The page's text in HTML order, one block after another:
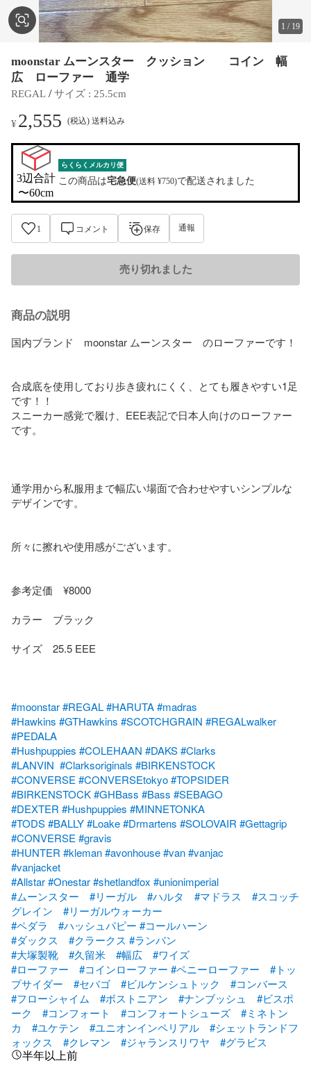
1 / 19
moonstar ムーンスター クッション コイン 幅
広 ローファー 通学
REGAL / サイズ : 25.5cm
¥2,555 (税込) 送料込み
3辺合計
〜60cm
らくらくメルカリ便
この商品は宅急便(送料 ¥750)で配送されました
1 コメント 保存 通報
売り切れました
商品の説明
国内ブランド　moonstar ムーンスター　のローファーです！
合成底を使用しており歩き疲れにくく、とても履きやすい1足
です！！
スニーカー感覚で履け、EEE表記で日本人向けのローファー
です。
通学用から私服用まで幅広い場面で合わせやすいシンプルな
デザインです。
所々に擦れや使用感がございます。
参考定価　¥8000
カラー　ブラック
サイズ　25.5 EEE
#moonstar#REGAL#HARUTA#madras
#Hawkins #GTHawkins #SCOTCHGRAIN #REGALwalker
#PEDALA
#Hushpuppies #COLEHAAN #DAKS#Clarks
#LANVIN #Clarksoriginals #BIRKENSTOCK
#CONVERSE #CONVERSEtokyo#TOPSIDER
#BIRKENSTOCK#GHBass #Bass #SEBAGO
#DEXTER #Hushpuppies #MINNETONKA
#TODS#BALLY#Loake#Drmartens #SOLOVAIR #Gettagrip
#CONVERSE #gravis
#HUNTER #kleman#avonhouse#van#vanjac
#vanjacket
#Allstar#Onestar#shetlandfox #unionimperial
#ムーンスター
#リーガル #ハルタ #マドラス
#スコッチ
グレイン
#リーガルウォーカー
#ペダラ
#ハッシュパピー #コールハーン
#ダックス
#クラークス #ランバン
#大塚製靴
#久留米 #幅広
#ワイズ
#ローファー
#コインローファー #ペニーローファー
#トッ
プサイダー
#セバゴ #ビルケンシュトック
#コンバース
#フローシャイム
#ボストニアン #ナンブッシュ
#ビスポ
ーク
#コンフォート #コンフォートシューズ
#ミネトン
カ
#ユケテン #ユニオンインペリアル
#シェットランドフ
ォックス
#クレマン #ジャランスリワヤ #グラビス
半年以上前